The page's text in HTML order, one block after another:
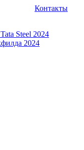
Контакты
Steel 2024
2024